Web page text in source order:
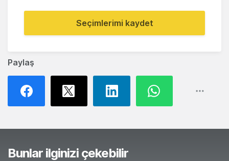
Paylaş
Seçimlerimi kaydet
Bunlar ilginizi çekebilir